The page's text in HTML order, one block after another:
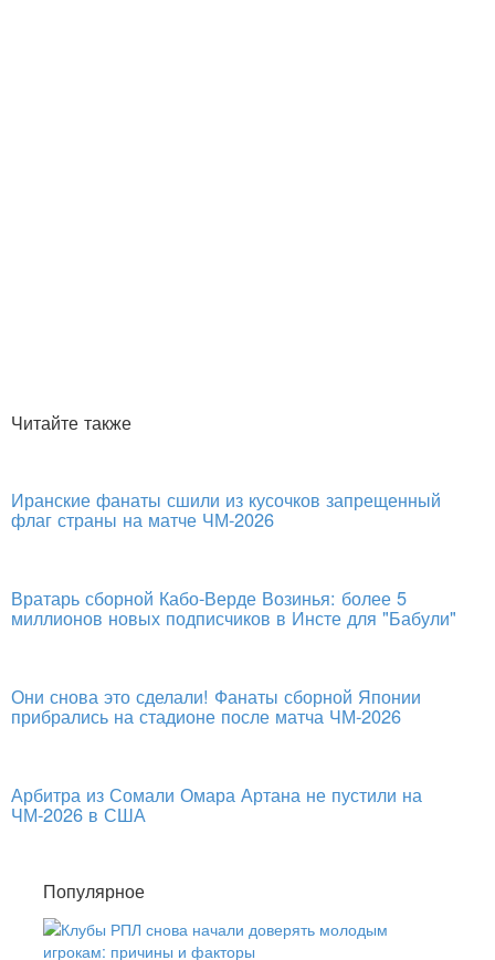
Читайте также
Иранские фанаты сшили из кусочков запрещенный
флаг страны на матче ЧМ-2026
Вратарь сборной Кабо-Верде Возинья: более 5
миллионов новых подписчиков в Инсте для "Бабули"
Они снова это сделали! Фанаты сборной Японии
прибрались на стадионе после матча ЧМ-2026
Арбитра из Сомали Омара Артана не пустили на
ЧМ-2026 в США
Популярное